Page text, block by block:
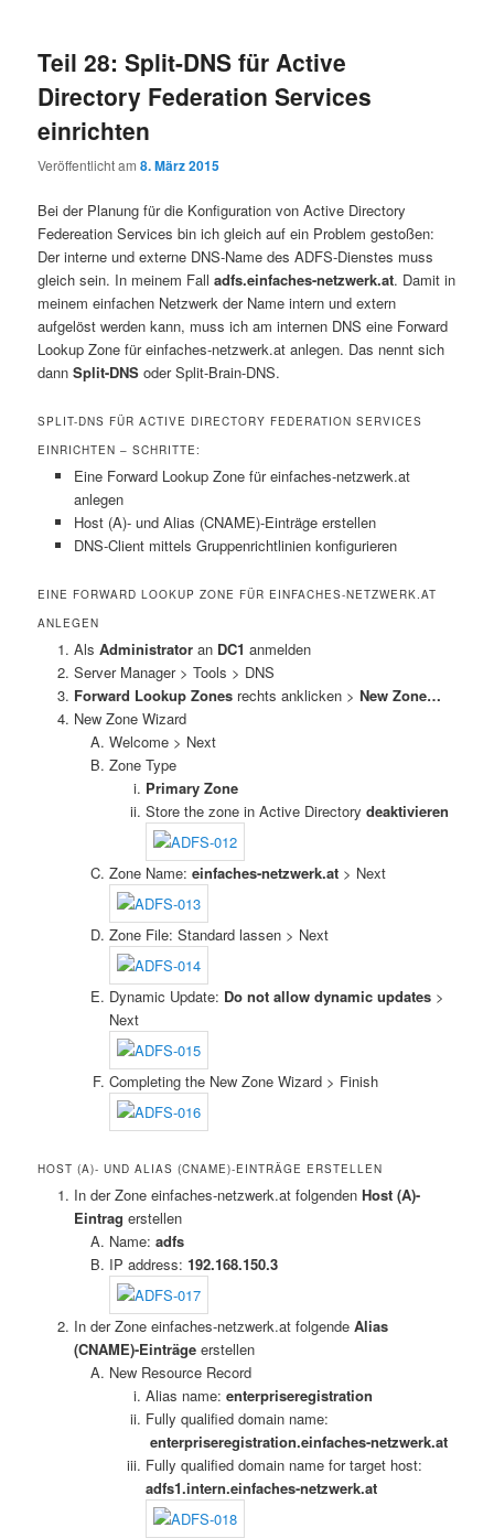
Teil 28: Split-DNS für Active
Directory Federation Services
einrichten
Veröffentlicht am8. März 2015
Bei der Planung für die Konfiguration von Active Directory
Federeation Services bin ich gleich auf ein Problem gestoßen:
Der interne und externe DNS-Name des ADFS-Dienstes muss
gleich sein. In meinem Falladfs.einfaches-netzwerk.at. Damit in
meinem einfachen Netzwerk der Name intern und extern
aufgelöst werden kann, muss ich am internen DNS eine Forward
Lookup Zone für einfaches-netzwerk.at anlegen. Das nennt sich
dannSplit-DNS oder Split-Brain-DNS.
SPLIT-DNS FÜR ACTIVE DIRECTORY FEDERATION SERVICES
EINRICHTEN – SCHRITTE:
Eine Forward Lookup Zone für einfaches-netzwerk.at
anlegen
Host (A)- und Alias (CNAME)-Einträge erstellen
DNS-Client mittels Gruppenrichtlinien konfigurieren
EINE FORWARD LOOKUP ZONE FÜR EINFACHES-NETZWERK.AT
ANLEGEN
Als Administratoran DC1 anmelden
Server Manager > Tools > DNS
Forward Lookup Zonesrechts anklicken > New Zone…
New Zone Wizard
Welcome > Next
Zone Type
Primary Zone
Store the zone in Active Directory deaktivieren
Zone Name:einfaches-netzwerk.at > Next
Zone File: Standard lassen > Next
Dynamic Update: Do not allow dynamic updates >
Next
Completing the New Zone Wizard > Finish
HOST (A)- UND ALIAS (CNAME)-EINTRÄGE ERSTELLEN
In der Zone einfaches-netzwerk.at folgenden Host (A)-
Eintrag erstellen
Name:adfs
IP address:192.168.150.3
In der Zone einfaches-netzwerk.at folgende Alias
(CNAME)-Einträgeerstellen
New Resource Record
Alias name: enterpriseregistration
Fully qualified domain name:
enterpriseregistration.einfaches-netzwerk.at
Fully qualified domain name for target host:
adfs1.intern.einfaches-netzwerk.at